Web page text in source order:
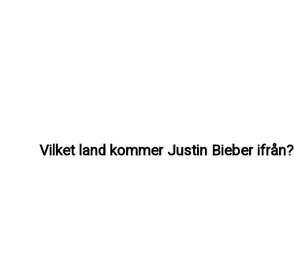
Vilket land kommer Justin Bieber ifrån?